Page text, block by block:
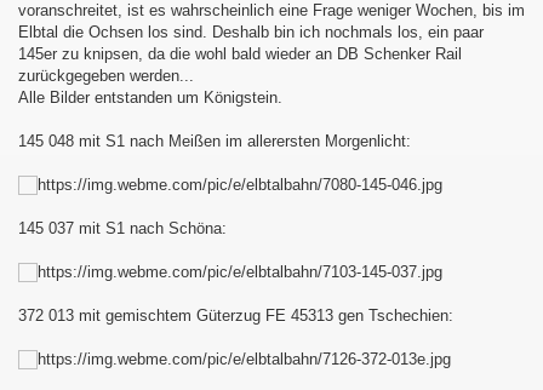
voranschreitet, ist es wahrscheinlich eine Frage weniger Wochen, bis im
Elbtal die Ochsen los sind. Deshalb bin ich nochmals los, ein paar
145er zu knipsen, da die wohl bald wieder an DB Schenker Rail
zurückgegeben werden...
Alle Bilder entstanden um Königstein.
145 048 mit S1 nach Meißen im allerersten Morgenlicht:
145 037 mit S1 nach Schöna:
372 013 mit gemischtem Güterzug FE 45313 gen Tschechien: